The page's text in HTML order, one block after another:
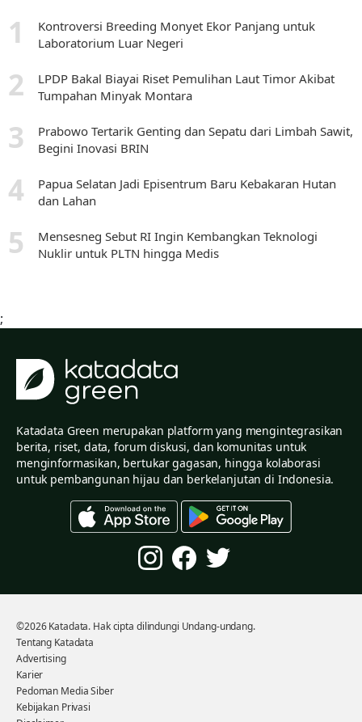
Kontroversi Breeding Monyet Ekor Panjang untuk
Laboratorium Luar Negeri
LPDP Bakal Biayai Riset Pemulihan Laut Timor Akibat
Tumpahan Minyak Montara
Prabowo Tertarik Genting dan Sepatu dari Limbah Sawit,
Begini Inovasi BRIN
Papua Selatan Jadi Episentrum Baru Kebakaran Hutan
dan Lahan
Mensesneg Sebut RI Ingin Kembangkan Teknologi
Nuklir untuk PLTN hingga Medis
;
Katadata Green merupakan platform yang mengintegrasikan
berita, riset, data, forum diskusi, dan komunitas untuk
menginformasikan, bertukar gagasan, hingga kolaborasi
untuk pembangunan hijau dan berkelanjutan di Indonesia.
Tentang Katadata
Advertising
Karier
Pedoman Media Siber
Kebijakan Privasi
©2026 Katadata. Hak cipta dilindungi Undang-undang.